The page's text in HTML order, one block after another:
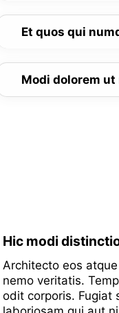
Et quos qui
Modi dolorem
Hic modi
Architecto eos
nemo veritatis.
odit corporis. Fugiat